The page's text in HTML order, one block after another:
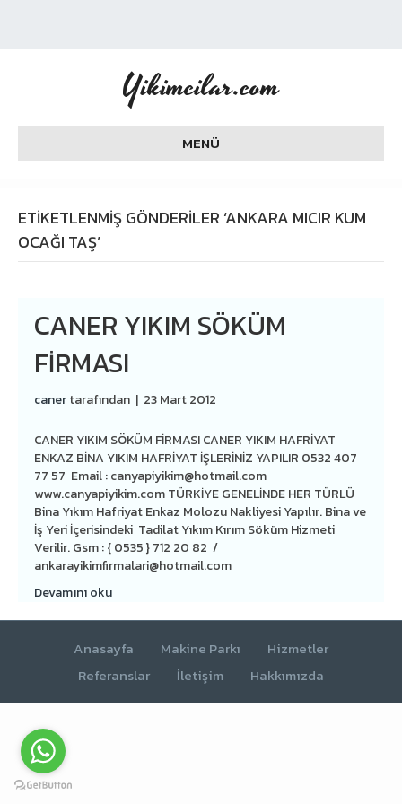
Yikimcilar.com
MENÜ
ETIKETLENMIŞ GÖNDERILER ‘ANKARA MICIR KUM
OCAĞI TAŞ’
CANER YIKIM SÖKÜM
FİRMASI
canertarafından | 23 Mart 2012
CANER YIKIM SÖKÜM FİRMASI CANER YIKIM HAFRİYAT
ENKAZ BİNA YIKIM HAFRİYAT İŞLERİNİZ YAPILIR 0532 407
77 57 Email :canyapiyikim@hotmail.com
www.canyapiyikim.com TÜRKİYE GENELİNDE HER TÜRLÜ
Bina Yıkım Hafriyat Enkaz Molozu Nakliyesi Yapılır. Bina ve
İş Yeri İçerisindeki Tadilat Yıkım Kırım Söküm Hizmeti
Verilir. Gsm : { 0535 } 712 20 82 /
ankarayikimfirmalari@hotmail.com
Devamını oku
Anasayfa Makine Parkı
Hizmetler
Referanslar
İletişim Hakkımızda